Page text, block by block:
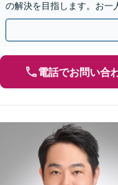
の解決を目指します。お一
所相談無料】【電話・web
電話でお問い合